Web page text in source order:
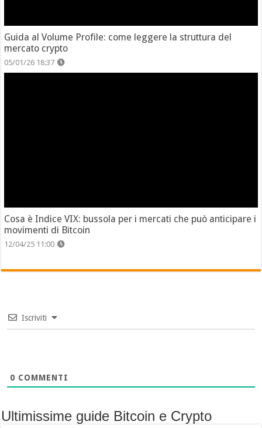
Guida al Volume Profile: come leggere la struttura del
mercato crypto
05/01/26 18:37
Cosa è Indice VIX: bussola per i mercati che può anticipare i
movimenti di Bitcoin
12/04/25 11:00
Iscriviti
0 COMMENTI
Ultimissime guide Bitcoin e Crypto